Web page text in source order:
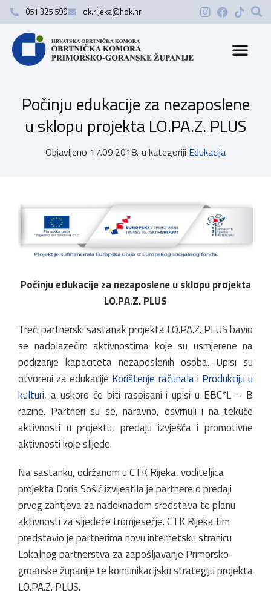
051 325 599 ok.rijeka@hok.hr
Počinju edukacije za nezaposlene
u sklopu projekta LO.PA.Z. PLUS
Objavljeno 17.09.2018. u kategoriji Edukacija
Počinju edukacije za nezaposlene u sklopu projekta
LO.PA.Z. PLUS
Treći partnerski sastanak projekta LO.PA.Z. PLUS bavio
se nadolazećim aktivnostima koje su usmjerene na
podizanje kapaciteta nezaposlenih osoba. Upisi su
otvoreni za edukacije Korištenje računalai Produkciju u
kulturi, a uskoro će biti raspisani i upisi u EBC*L – B
razine. Partneri su se, naravno, osvrnuli i na tekuće
aktivnosti u projektu, predaju izvješća i promotivne
aktivnosti koje slijede.
Na sastanku, održanom u CTK Rijeka, voditeljica
projekta Doris Sošić izvijestila je partnere o predaji
prvog zahtjeva za nadoknadom sredstava te planu
aktivnosti za sljedeće tromjesečje. CTK Rijeka tim
predstavio je partnerima novu internetsku stranicu
Lokalnog partnerstva za zapošljavanje Primorsko-
groanske županije te komunikacijsku strategiju projekta
LO.PA.Z. PLUS.